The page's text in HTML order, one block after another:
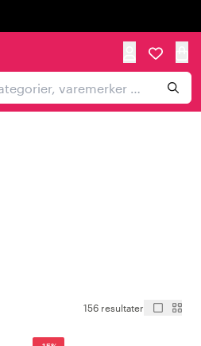
156 resultater